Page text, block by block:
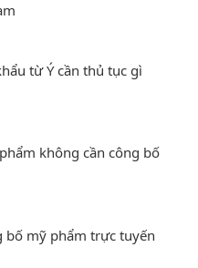
từ Ý cần thủ tục gì
không cần công bố
bố mỹ phẩm trực tuyến